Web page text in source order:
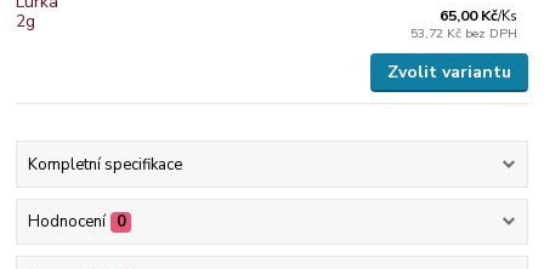
65,00 Kč/Ks
53,72 Kč bez DPH
Zvolit variantu
Kompletní specifikace
Hodnocení 0